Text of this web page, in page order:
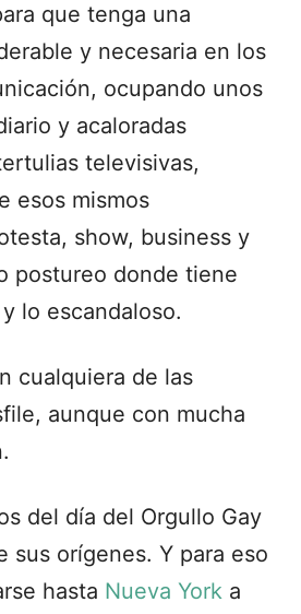
que tenga una
y necesaria en los
ocupando unos
y acaloradas
televisivas,
esos mismos
show, business y
postureo donde tiene
lo escandaloso.
cualquiera de las
aunque con mucha
del día del Orgullo Gay
sus orígenes. Y para eso
hasta Nueva York a